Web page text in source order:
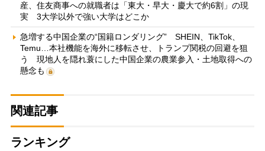
産、住友商事への就職者は「東大・早大・慶大で約6割」の現
実 3大学以外で強い大学はどこか
急増する中国企業の“国籍ロンダリング” SHEIN、TikTok、
Temu…本社機能を海外に移転させ、トランプ関税の回避を狙
う 現地人を隠れ蓑にした中国企業の農業参入・土地取得への
懸念も
関連記事
ランキング